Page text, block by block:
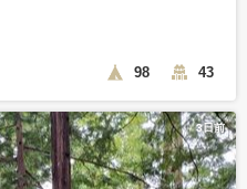
98 43
3日前